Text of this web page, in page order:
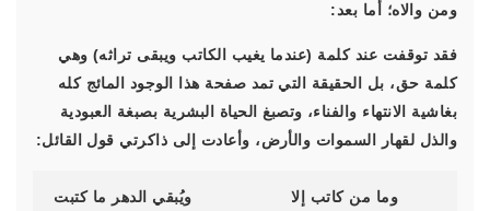
ومن والاه؛ أما بعد:
فقد توقفت عند كلمة (عندما يغيب الكاتب ويبقى تراثه) وهي
كلمة حق، بل الحقيقة التي تمد صفحة هذا الوجود المائج كله
بغاشية الانتهاء والفناء، وتصبغ الحياة البشرية بصبغة العبودية
والذل لقهار السموات والأرض، وأعادت إلى ذاكرتي قول القائل:
وما من كاتب إلا
ويُبقي الدهر ما كتبت